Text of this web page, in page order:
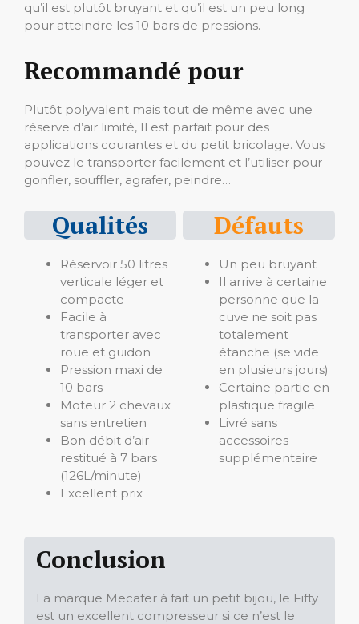
qu’il est plutôt bruyant et qu’il est un peu long
pour atteindre les 10 bars de pressions.
Recommandé pour
Plutôt polyvalent mais tout de même avec une
réserve d’air limité, Il est parfait pour des
applications courantes et du petit bricolage. Vous
pouvez le transporter facilement et l’utiliser pour
gonfler, souffler, agrafer, peindre…
Qualités
Réservoir 50 litres
verticale léger et
compacte
Facile à
transporter avec
roue et guidon
Pression maxi de
10 bars
Moteur 2 chevaux
sans entretien
Bon débit d’air
restitué à 7 bars
(126L/minute)
Excellent prix
Défauts
Un peu bruyant
Il arrive à certaine
personne que la
cuve ne soit pas
totalement
étanche (se vide
en plusieurs jours)
Certaine partie en
plastique fragile
Livré sans
accessoires
supplémentaire
Conclusion
La marque Mecafer à fait un petit bijou, le Fifty
est un excellent compresseur si ce n’est le